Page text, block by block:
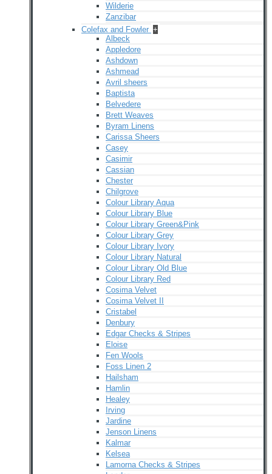
Wilderie
Zanzibar
Colefax and Fowler +
Albeck
Appledore
Ashdown
Ashmead
Avril sheers
Baptista
Belvedere
Brett Weaves
Byram Linens
Carissa Sheers
Casey
Casimir
Cassian
Chester
Chilgrove
Colour Library Aqua
Colour Library Blue
Colour Library Green&Pink
Colour Library Grey
Colour Library Ivory
Colour Library Natural
Colour Library Old Blue
Colour Library Red
Cosima Velvet
Cosima Velvet II
Cristabel
Denbury
Edgar Checks & Stripes
Eloise
Fen Wools
Foss Linen 2
Hailsham
Hamlin
Healey
Irving
Jardine
Jenson Linens
Kalmar
Kelsea
Lamorna Checks & Stripes